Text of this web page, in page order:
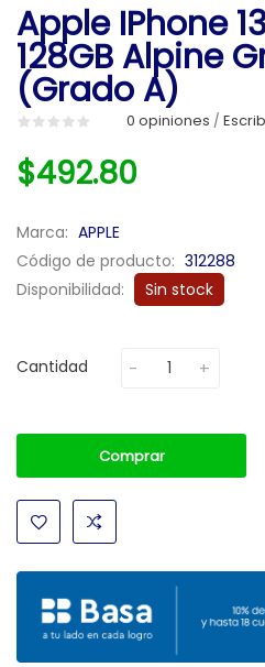
Apple IPhone
128GB Alpine
(Grado A)
0 opiniones /
$492.80
Marca: APPLE
Código de producto: 312288
Disponibilidad:
Sin stock
Cantidad
Comprar